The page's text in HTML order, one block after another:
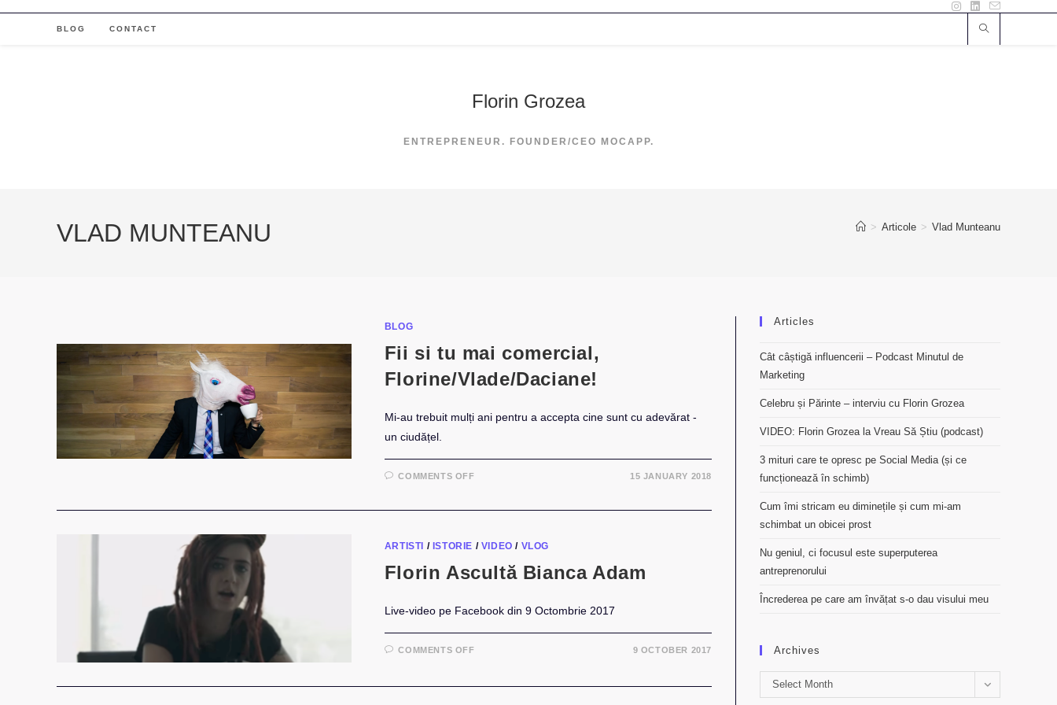
BLOG CONTACT
Florin Grozea
ENTREPRENEUR. FOUNDER/CEO MOCAPP.
VLAD MUNTEANU > Articole > Vlad Munteanu
BLOG
Fii si tu mai comercial,
Florine/Vlade/Daciane!
Mi-au trebuit mulți ani pentru a accepta cine sunt cu adevărat -
un ciudățel.
COMMENTS OFFON
15 JANUARY 2018
ARTISTI / ISTORIE / VIDEO / VLOG
Florin Ascultă Bianca Adam
Live-video pe Facebook din 9 Octombrie 2017
COMMENTS OFFON
ADAM
9 OCTOBER 2017
Articles
Cât câștigă influencerii – Podcast Minutul de
Marketing
Celebru și Părinte – interviu cu Florin Grozea
VIDEO: Florin Grozea la Vreau Să Știu (podcast)
3 mituri care te opresc pe Social Media (și ce
funcționează în schimb)
Cum îmi stricam eu diminețile și cum mi-am
schimbat un obicei prost
Nu geniul, ci focusul este superputerea
antreprenorului
Încrederea pe care am învățat s-o dau visului meu
Archives
Archives
Select Month